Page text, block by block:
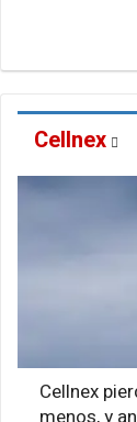
Cellnex
Cellnex